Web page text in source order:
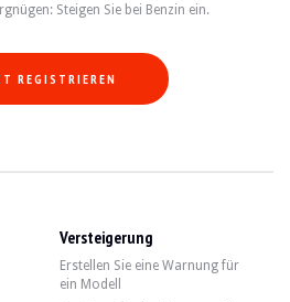
Steigen Sie bei Benzin ein.
REGISTRIEREN
Versteigerung
Erstellen Sie eine Warnung für
ein Modell